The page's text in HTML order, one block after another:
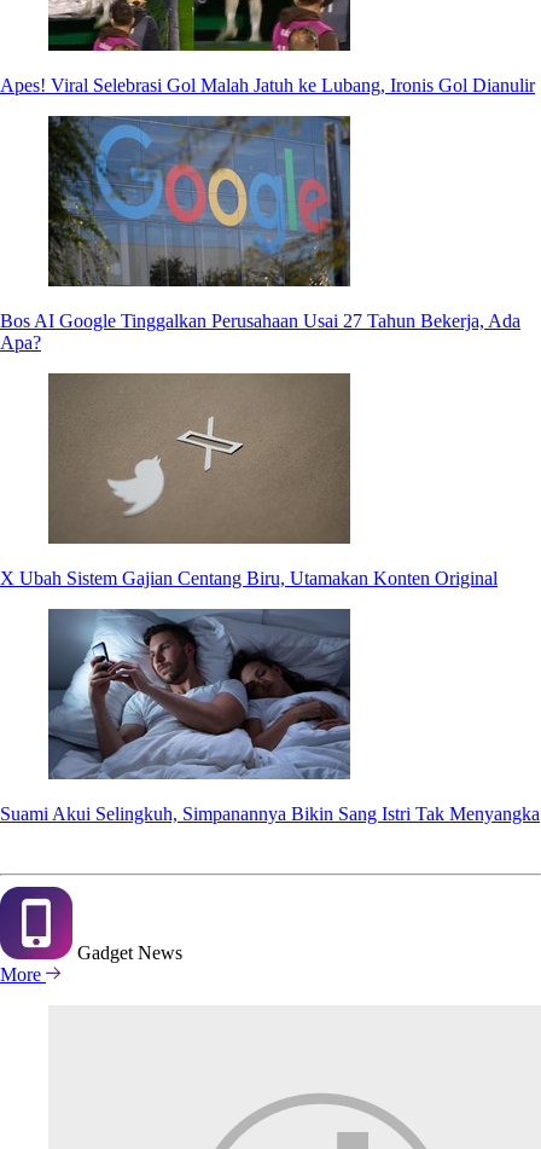
Apes! Viral Selebrasi Gol Malah Jatuh ke Lubang, Ironis Gol Dianulir
Bos AI Google Tinggalkan Perusahaan Usai 27 Tahun Bekerja, Ada
Apa?
X Ubah Sistem Gajian Centang Biru, Utamakan Konten Original
Suami Akui Selingkuh, Simpanannya Bikin Sang Istri Tak Menyangka
Gadget News
More